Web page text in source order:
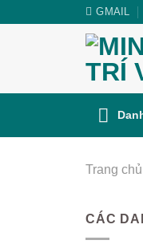
GMAIL
Trang chủ
CÁC